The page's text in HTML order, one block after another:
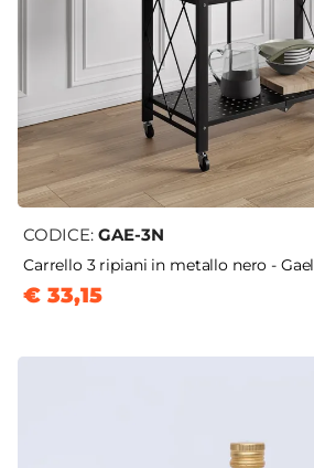
CODICE: GAE-3N
Carrello 3 ripiani in metallo nero - Gael
€ 33,15